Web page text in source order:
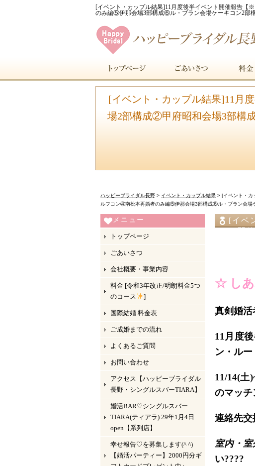
[イベント・カップル結果]11月度後半イベント開催報告
のみ編⑤伊那会場3部構成⑥ル・ブラン会場ケーキコン2部
[イベント・カップル結果]11月
場2部構成②甲府昭和会場3部構
ハッピーブライダル長野 > イベント・カップル結果 > [イベント・
ルフコン④南松本再婚者のみ編⑤伊那会場3部構成⑥ル・ブラン会場
[イベ
松本
☆ しあ
真剣婚
11月度
ン・ル
11/14(土
のマッ
連絡先
室内・
い????
メニュー
トップページ
ごあいさつ
会社概要・事業内容
料金 [令和3年改正/明朗料金5つ
のコース
]
国際結婚 料金表
ご成婚までの流れ
よくあるご質問
お問い合わせ
アクセス【ハッピーブライダル
長野・シングルスバーTIARA】
婚活BAR♡シングルスバー
TIARA(ティアラ) 29年1月4日
open【系列店】
幸せ報告♡を募集します(^ ^)
【婚活パーティー】2000円分ギ